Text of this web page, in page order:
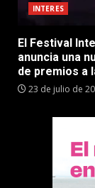
INTERES
El Festival
anuncia una
de premios a
23 de julio de